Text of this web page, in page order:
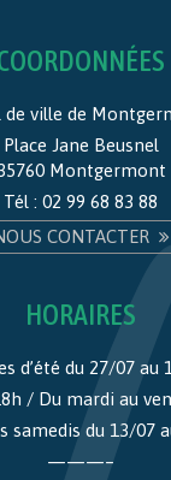
de ville de
Place Jane Beusnel
Montgermont
Tél : 02 99 68 83 88
CONTACTER
HORAIRES
d’été du 27/07 au
/ Du mardi au
samedis du 13/07
———–